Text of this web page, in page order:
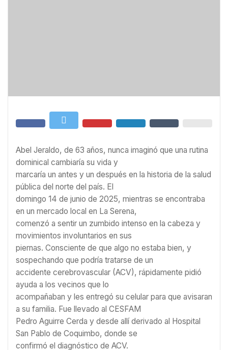
Abel Jeraldo, de 63 años, nunca imaginó que una rutina
dominical cambiaría su vida y
marcaría un antes y un después en la historia de la salud
pública del norte del país. El
domingo 14 de junio de 2025, mientras se encontraba
en un mercado local en La Serena,
comenzó a sentir un zumbido intenso en la cabeza y
movimientos involuntarios en sus
piernas. Consciente de que algo no estaba bien, y
sospechando que podría tratarse de un
accidente cerebrovascular (ACV), rápidamente pidió
ayuda a los vecinos que lo
acompañaban y les entregó su celular para que avisaran
a su familia. Fue llevado al CESFAM
Pedro Aguirre Cerda y desde allí derivado al Hospital
San Pablo de Coquimbo, donde se
confirmó el diagnóstico de ACV.